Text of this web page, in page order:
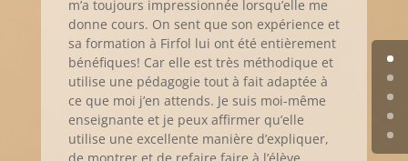
m’a toujours impressionnée lorsqu’elle me
donne cours. On sent que son expérience et
sa formation à Firfol lui ont été entièrement
bénéfiques! Car elle est très méthodique et
utilise une pédagogie tout à fait adaptée à
ce que moi j’en attends. Je suis moi-même
enseignante et je peux affirmer qu’elle
utilise une excellente manière d’expliquer,
de montrer et de refaire faire à l’élève